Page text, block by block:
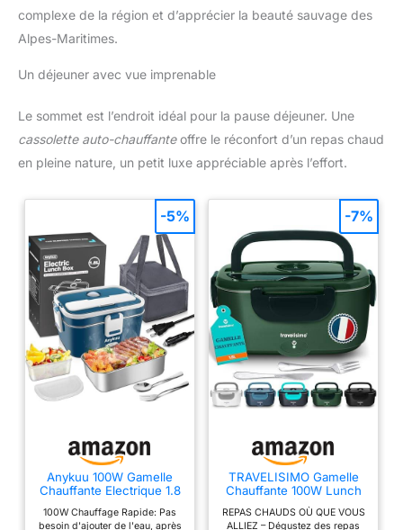
complexe de la région et d’apprécier la beauté sauvage des
Alpes-Maritimes.
Un déjeuner avec vue imprenable
Le sommet est l’endroit idéal pour la pause déjeuner. Une
cassolette auto-chauffanteoffre le réconfort d’un repas chaud
en pleine nature, un petit luxe appréciable après l’effort.
Anykuu 100W Gamelle
Chauffante Electrique 1.8
100W Chauffage Rapide: Pas
besoin d'ajouter de l'eau, après
-5%
TRAVELISIMO Gamelle
Chauffante 100W Lunch
Box Chauffante 1,5L
Chauffe Plat Electrique 3
REPAS CHAUDS OÙ QUE VOUS
ALLIEZ – Dégustez des repas
-7%